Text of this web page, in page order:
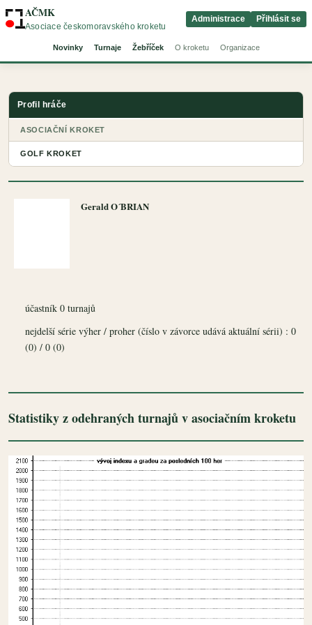
AČMK
Asociace českomoravského kroketu
Novinky Turnaje Žebříček O kroketu Organizace
Administrace Přihlásit se
Gerald O´BRIAN
účastník 0 turnajů
nejdelší série výher / proher (číslo v závorce udává aktuální sérii) : 0
(0) / 0 (0)
Statistiky z odehraných turnajů v asociačním kroketu
Profil hráče
ASOCIAČNÍ KROKET
GOLF KROKET